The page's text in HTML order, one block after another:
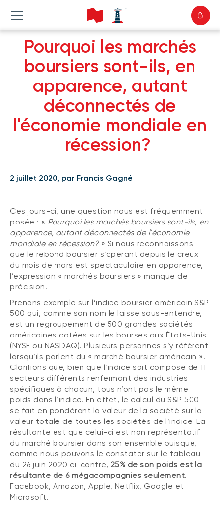
Pourquoi les marchés
boursiers sont-ils, en
apparence, autant
déconnectés de
l'économie mondiale en
récession?
2 juillet 2020, par Francis Gagné
Ces jours-ci, une question nous est fréquemment
posée : « Pourquoi les marchés boursiers sont-ils, en
apparence, autant déconnectés de l'économie
mondiale en récession?» Si nous reconnaissons
que le rebond boursier s’opérant depuis le creux
du mois de mars est spectaculaire en apparence,
l’expression « marchés boursiers » manque de
précision.
Prenons exemple sur l’indice boursier américain S&P
500 qui, comme son nom le laisse sous-entendre,
est un regroupement de 500 grandes sociétés
américaines cotées sur les bourses aux États-Unis
(NYSE ou NASDAQ). Plusieurs personnes s’y réfèrent
lorsqu’ils parlent du « marché boursier américain ».
Clarifions que, bien que l’indice soit composé de 11
secteurs différents renfermant des industries
spécifiques à chacun, tous n’ont pas le même
poids dans l’indice. En effet, le calcul du S&P 500
se fait en pondérant la valeur de la société sur la
valeur totale de toutes les sociétés de l’indice. La
résultante est que celui-ci est non représentatif
du marché boursier dans son ensemble puisque,
comme nous pouvons le constater sur le tableau
du 26 juin 2020 ci-contre, 25% de son poids est la
résultante de 6 mégacompagnies seulement.
Facebook, Amazon, Apple, Netflix, Google et
Microsoft.